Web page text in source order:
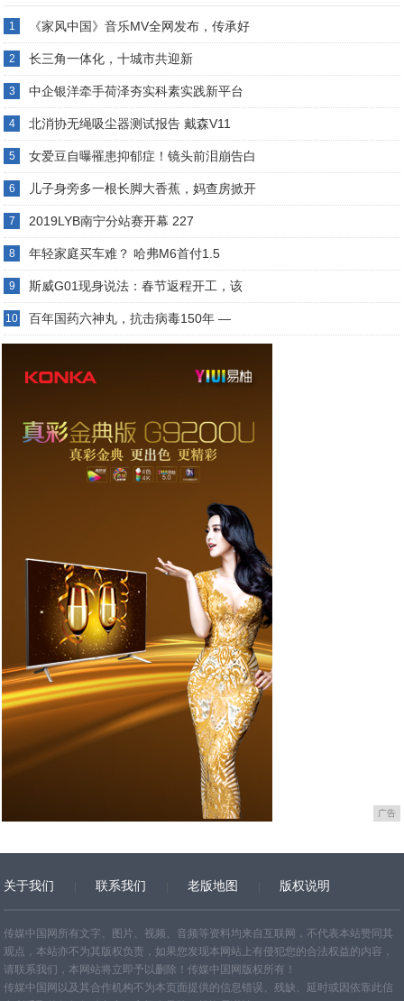
1 《家风中国》音乐MV全网发布，传承好
2 长三角一体化，十城市共迎新
3 中企银洋牵手荷泽夯实科素实践新平台
4 北消协无绳吸尘器测试报告 戴森V11
5 女爱豆自曝罹患抑郁症！镜头前泪崩告白
6 儿子身旁多一根长脚大香蕉，妈查房掀开
7 2019LYB南宁分站赛开幕 227
8 年轻家庭买车难？ 哈弗M6首付1.5
9 斯威G01现身说法：春节返程开工，该
10 百年国药六神丸，抗击病毒150年 —
广告
关于我们 联系我们 老版地图 版权说明
网站地图
传媒中国网所有文字、图片、视频、音频等资料均来自互联网，不代表本站赞同其
观点，本站亦不为其版权负责，如果您发现本网站上有侵犯您的合法权益的内容，
请联系我们，本网站将立即予以删除！传媒中国网版权所有！
传媒中国网以及其合作机构不为本页面提供的信息错误、残缺、延时或因依靠此信